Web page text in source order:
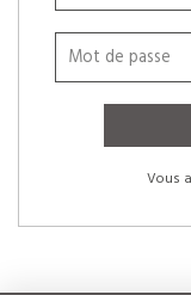
Vous